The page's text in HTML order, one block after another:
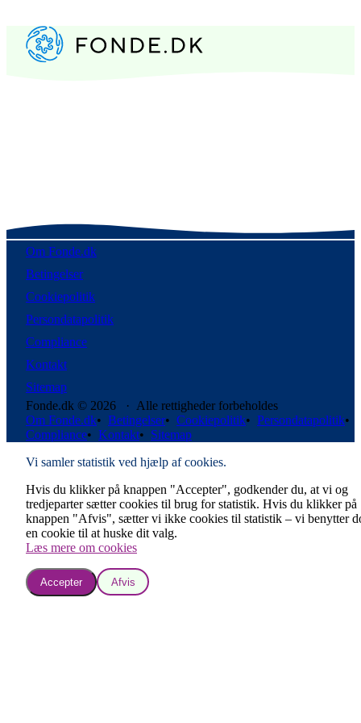
Om Fonde.dk
Betingelser
Cookiepolitik
Persondatapolitik
Compliance
Kontakt
Sitemap
Fonde.dk © 2026 · Alle rettigheder forbeholdes
Om Fonde.dk• Betingelser• Cookiepolitik• Persondatapolitik•
Compliance• Kontakt• Sitemap
Vi samler statistik ved hjælp af cookies.
Hvis du klikker på knappen "Accepter", godkender du, at vi og
tredjeparter sætter cookies til brug for statistik. Hvis du klikker på
knappen "Afvis", sætter vi ikke cookies til statistik – vi benytter
en cookie til at huske dit valg.
Læs mere om cookies
Accepter Afvis